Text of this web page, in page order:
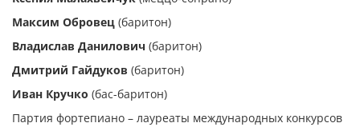
Максим Обровец (баритон)
Владислав Данилович (баритон)
Дмитрий Гайдуков (баритон)
Иван Кручко (бас-баритон)
Партия фортепиано – лауреаты международных конкурсов